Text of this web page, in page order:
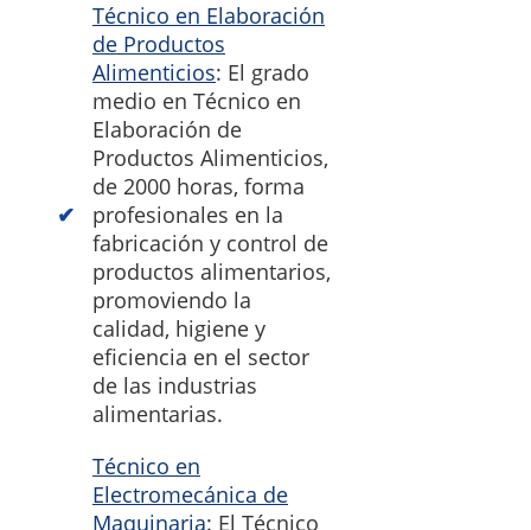
Técnico en Elaboración
de Productos
Alimenticios: El grado
medio en Técnico en
Elaboración de
Productos Alimenticios,
de 2000 horas, forma
profesionales en la
fabricación y control de
productos alimentarios,
promoviendo la
calidad, higiene y
eficiencia en el sector
de las industrias
alimentarias.
Técnico en
Electromecánica de
Maquinaria: El Técnico